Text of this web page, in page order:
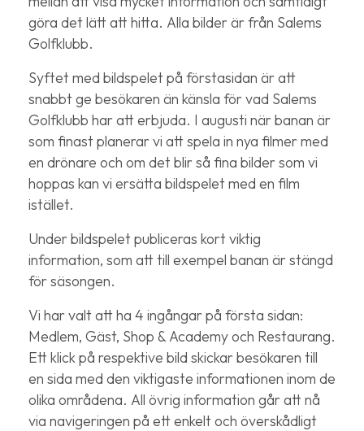
göra det lätt att hitta. Alla bilder är från Salems
Golfklubb.
Syftet med bildspelet på förstasidan är att
snabbt ge besökaren än känsla för vad Salems
Golfklubb har att erbjuda. I augusti när banan är
som finast planerar vi att spela in nya filmer med
en drönare och om det blir så fina bilder som vi
hoppas kan vi ersätta bildspelet med en film
istället.
Under bildspelet publiceras kort viktig
information, som att till exempel banan är stängd
för säsongen.
Vi har valt att ha 4 ingångar på första sidan:
Medlem, Gäst, Shop & Academy och Restaurang.
Ett klick på respektive bild skickar besökaren till
en sida med den viktigaste informationen inom de
olika områdena. All övrig information går att nå
via navigeringen på ett enkelt och överskådligt